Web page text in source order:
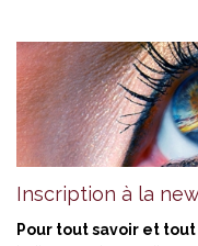
Inscription à la
Pour tout savoir et